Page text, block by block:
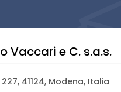
Vaccari e C. s.a.s.
41124, Modena, Italia